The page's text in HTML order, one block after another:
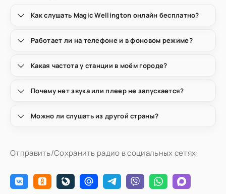
Как слушать Magic Wellington онлайн бесплатно?
Работает ли на телефоне и в фоновом режиме?
Какая частота у станции в моём городе?
Почему нет звука или плеер не запускается?
Можно ли слушать из другой страны?
Отправить/Сохранить радио в социальных сетях: